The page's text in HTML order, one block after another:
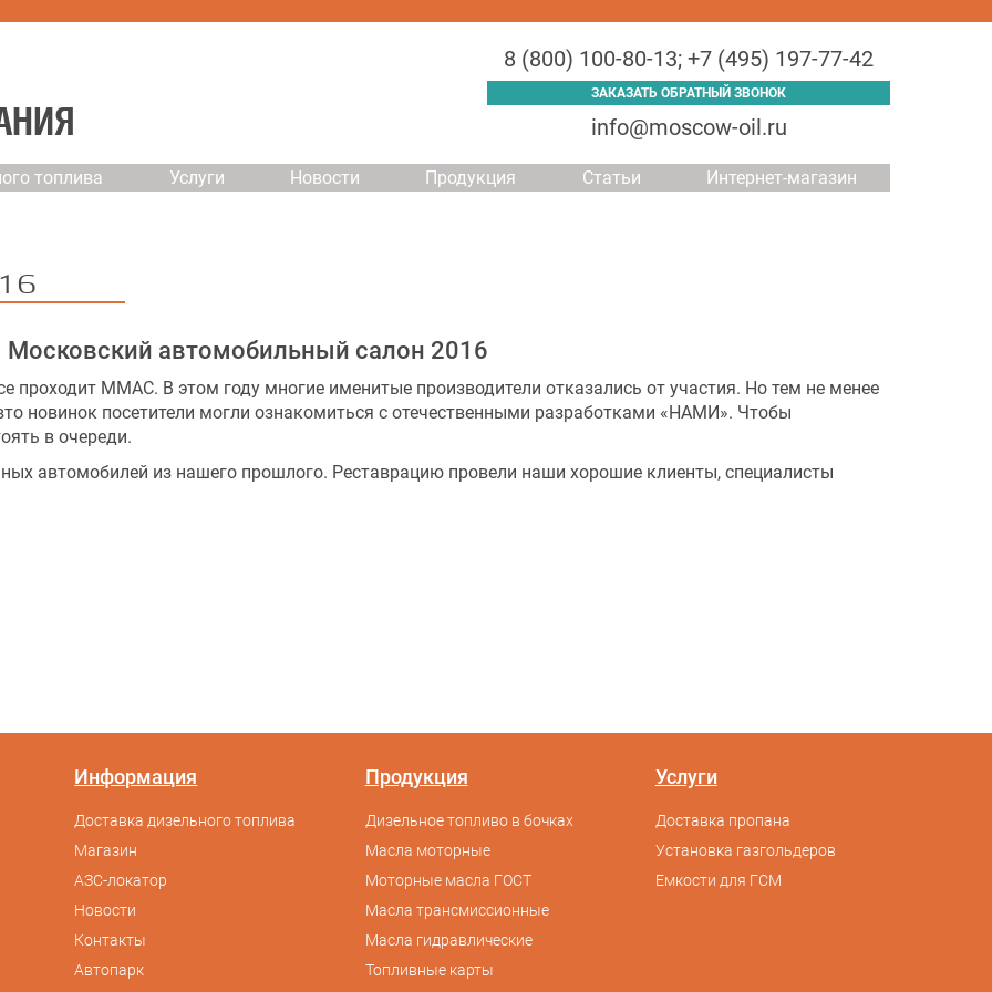
топлива Услуги Новости Продукция Статьи Интернет-магазин
8 (800) 100-80-13; +7 (495) 197-77-42
ЗАКАЗАТЬ ОБРАТНЫЙ ЗВОНОК
info@moscow-oil.ru
Московский автомобильный салон 2016
проходит MMAC. В этом году многие именитые производители отказались от участия. Но тем не менее
новинок посетители могли ознакомиться с отечественными разработками «НАМИ». Чтобы
в очереди.
автомобилей из нашего прошлого. Реставрацию провели наши хорошие клиенты, специалисты
Информация
Доставка дизельного топлива
Магазин
АЗС-локатор
Новости
Контакты
Автопарк
Продукция
Дизельное топливо в бочках
Масла моторные
Моторные масла ГОСТ
Масла трансмиссионные
Масла гидравлические
Топливные карты
Услуги
Доставка пропана
Установка газгольдеров
Емкости для ГСМ